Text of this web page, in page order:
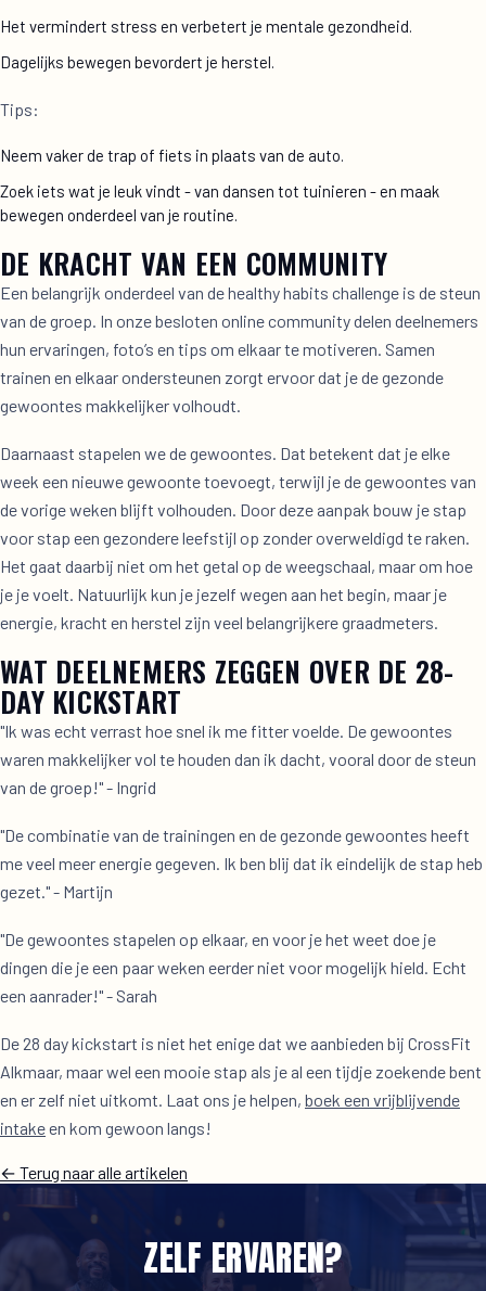
Het vermindert stress en verbetert je mentale gezondheid.
Dagelijks bewegen bevordert je herstel.
Tips:
Neem vaker de trap of fiets in plaats van de auto.
Zoek iets wat je leuk vindt - van dansen tot tuinieren - en maak
bewegen onderdeel van je routine.
DE KRACHT VAN EEN COMMUNITY
Een belangrijk onderdeel van de healthy habits challenge is de steun
van de groep. In onze besloten online community delen deelnemers
hun ervaringen, foto’s en tips om elkaar te motiveren. Samen
trainen en elkaar ondersteunen zorgt ervoor dat je de gezonde
gewoontes makkelijker volhoudt.
Daarnaast stapelen we de gewoontes. Dat betekent dat je elke
week een nieuwe gewoonte toevoegt, terwijl je de gewoontes van
de vorige weken blijft volhouden. Door deze aanpak bouw je stap
voor stap een gezondere leefstijl op zonder overweldigd te raken.
Het gaat daarbij niet om het getal op de weegschaal, maar om hoe
je je voelt. Natuurlijk kun je jezelf wegen aan het begin, maar je
energie, kracht en herstel zijn veel belangrijkere graadmeters.
WAT DEELNEMERS ZEGGEN OVER DE 28-
DAY KICKSTART
"Ik was echt verrast hoe snel ik me fitter voelde. De gewoontes
waren makkelijker vol te houden dan ik dacht, vooral door de steun
van de groep!" - Ingrid
"De combinatie van de trainingen en de gezonde gewoontes heeft
me veel meer energie gegeven. Ik ben blij dat ik eindelijk de stap heb
gezet." - Martijn
"De gewoontes stapelen op elkaar, en voor je het weet doe je
dingen die je een paar weken eerder niet voor mogelijk hield. Echt
een aanrader!" - Sarah
De 28 day kickstart is niet het enige dat we aanbieden bij CrossFit
Alkmaar, maar wel een mooie stap als je al een tijdje zoekende bent
en er zelf niet uitkomt. Laat ons je helpen, boek een vrijblijvende
intakeen kom gewoon langs!
← Terug naar alle artikelen
ZELF ERVAREN?